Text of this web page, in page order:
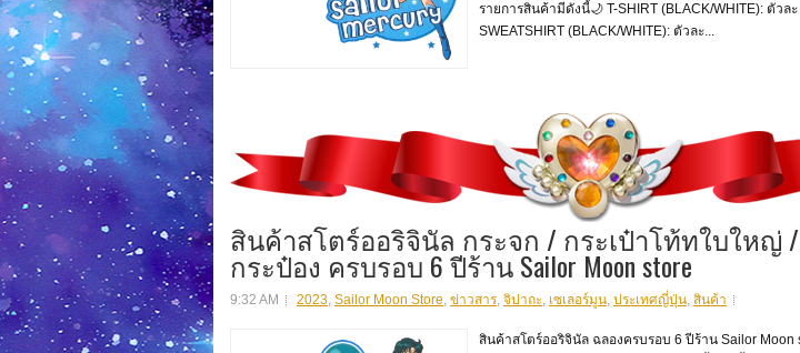
รายการสินค้ามีดังนี้🌙 T-SHIRT (BLACK/WHITE): ตัวล
SWEATSHIRT (BLACK/WHITE): ตัวละ...
สินค้าสโตร์ออริจินัล กระจก / กระเป๋าโท้ทใบใหญ่
กระป๋อง ครบรอบ 6 ปีร้าน Sailor Moon store
9:32 AM 2023, Sailor Moon Store, ข่าวสาร, จิปาถะ, เซเลอร์มูน, ประเทศญี่ปุ่น, สินค้า
สินค้าสโตร์ออริจินัล ฉลองครบรอบ 6 ปีร้าน Sailor